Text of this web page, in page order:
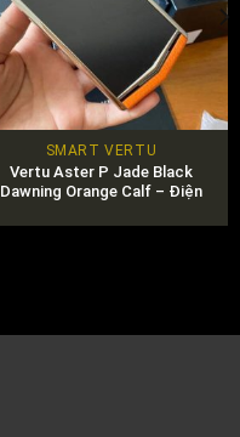
SMART VERTU
Vertu Aster P Jade Black
Dawning Orange Calf – Điện